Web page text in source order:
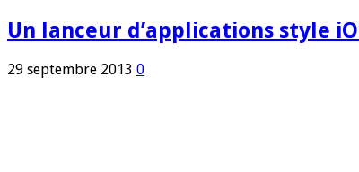
Un lanceur d’applications style
29 septembre 2013 0